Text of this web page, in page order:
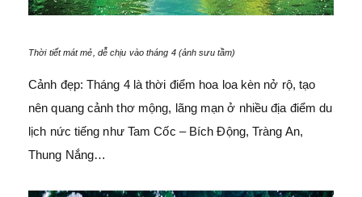
Thời tiết mát mẻ, dễ chịu vào tháng 4 (ảnh sưu tầm)
Cảnh đẹp: Tháng 4 là thời điểm hoa loa kèn nở rộ, tạo
nên quang cảnh thơ mộng, lãng mạn ở nhiều địa điểm du
lịch nức tiếng như Tam Cốc – Bích Động, Tràng An,
Thung Nắng…